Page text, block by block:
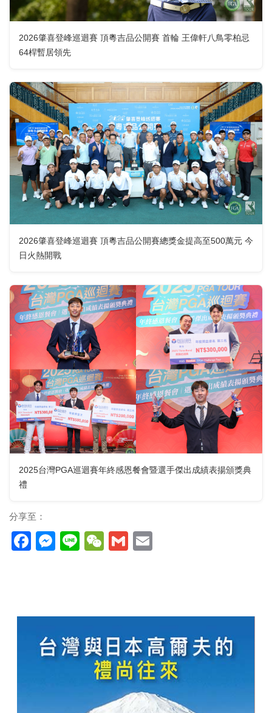
2026肇喜登峰巡迴賽 頂粵吉品公開賽 首輪 王偉軒八鳥零柏忌
64桿暫居領先
2026肇喜登峰巡迴賽 頂粵吉品公開賽總獎金提高至500萬元 今
日火熱開戰
2025台灣PGA巡迴賽年終感恩餐會暨選手傑出成績表揚頒獎典
禮
分享至：
Facebook
Messenger
LineWeChat
Gmail